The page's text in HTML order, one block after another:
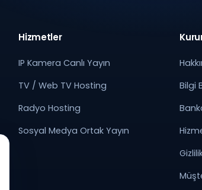
Hizmetler
IP Kamera Canlı Yayın
TV / Web TV Hosting
Radyo Hosting
Sosyal Medya Ortak Yayın
Bilgi